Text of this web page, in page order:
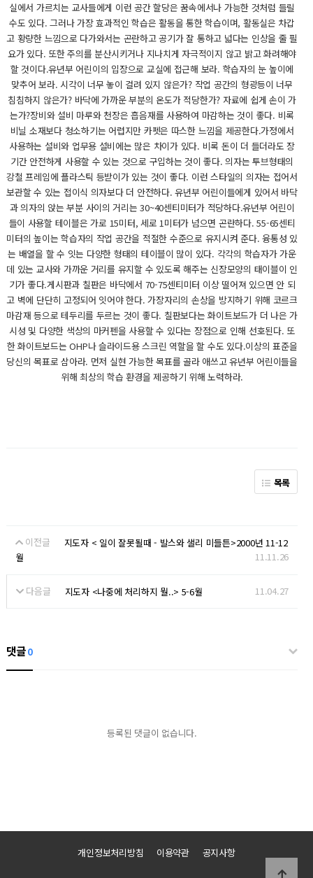
실에서 가르치는 교사들에게 이런 공간 할당은 꿈속에서나 가능한 것처럼 들릴
수도 있다. 그러나 가장 효과적인 학습은 활동을 통한 학습이며, 활동실은 차갑
고 황량한 느낌으로 다가와서는 곤란하고 공기가 잘 통하고 넓다는 인상을 줄 필
요가 있다. 또한 주의를 분산시키거나 지나치게 자극적이지 않고 밝고 화려해야
할 것이다.유년부 어린이의 입장으로 교실에 접근해 보라. 학습자의 눈 높이에
맞추어 보라. 시각이 너무 놓이 걸려 있지 않은가? 작업 공간의 형광등이 너무
침침하지 않은가? 바닥에 가까운 부분의 온도가 적당한가? 자료에 쉽게 손이 가
는가?장비와 설비 마루와 천장은 흡음재를 사용하여 마감하는 것이 좋다. 비록
비닐 소재보다 청소하기는 어렵지만 카펫은 따스한 느낌을 제공한다.가정에서
사용하는 설비와 업무용 설비에는 많은 차이가 있다. 비록 돈이 더 들더라도 장
기간 안전하게 사용할 수 있는 것으로 구입하는 것이 좋다. 의자는 투브형태의
강철 프레임에 플라스틱 등받이가 있는 것이 좋다. 이런 스타일의 의자는 접어서
보관할 수 있는 접이식 의자보다 더 안전하다. 유년부 어린이들에게 있어서 바닥
과 의자의 앉는 부분 사이의 거리는 30~40센티미터가 적당하다.유년부 어린이
들이 사용할 테이블은 가로 15미터, 세로 1미터가 넘으면 곤란하다. 55-65센티
미터의 높이는 학습자의 작업 공간을 적절한 수준으로 유지시켜 준다. 융통성 있
는 배열을 할 수 잇는 다양한 형태의 테이블이 많이 있다. 각각의 학습자가 가운
데 있는 교사와 가까운 거리를 유지할 수 있도록 해주는 신장모양의 태이블이 인
기가 좋다.게시판과 칠판은 바닥에서 70-75센티미터 이상 떨어져 있으면 안 되
고 벽에 단단히 고정되어 잇어야 한다. 가장자리의 손상을 방지하기 위해 코르크
마감재 등으로 테두리를 두르는 것이 좋다. 칠판보다는 화이트보드가 더 나은 가
시성 및 다양한 색상의 마커펜을 사용할 수 있다는 장점으로 인해 선호된다. 또
한 화이트보드는 OHP나 슬라이드용 스크린 역할을 할 수도 있다.이상의 표준을
당신의 목표로 삼아라. 먼저 실현 가능한 목표를 골라 애쓰고 유년부 어린이들을
위해 최상의 학습 환경을 제공하기 위해 노력하라.
목록
이전글
지도자 < 일이 잘못될때 - 발스와 샐리 미들튼>2000년 11-12
월
11.11.26
다음글 지도자 <나중에 처리하지 뭘..> 5-6월 11.04.27
댓글0
등록된 댓글이 없습니다.
개인정보처리방침 이용약관 공지사항